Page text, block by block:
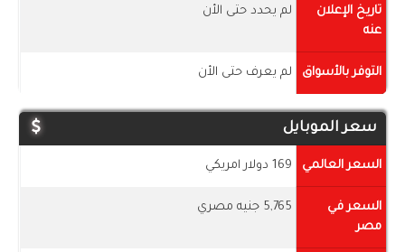
تاريخ الإعلان
عنه
لم يحدد حتى الأن
التوفر بالأسواق لم يعرف حتى الأن
سعر الموبايل
السعر العالمي 169 دولار امريكي
السعر في
مصر
5,765 جنيه مصري